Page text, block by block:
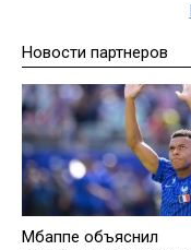
Новости партнеров
Мбаппе объяснил